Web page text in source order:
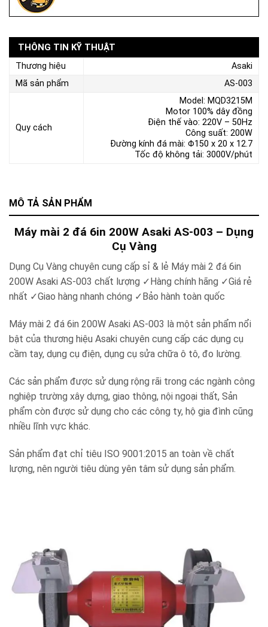
MÔ TẢ SẢN PHẨM
Máy mài 2 đá 6in 200W Asaki AS-003 – Dụng
Cụ Vàng
Dụng Cụ Vàng chuyên cung cấp sỉ & lẻ Máy mài 2 đá 6in
200W Asaki AS-003 chất lượng ✓Hàng chính hãng ✓Giá rẻ
nhất ✓Giao hàng nhanh chóng ✓Bảo hành toàn quốc
Máy mài 2 đá 6in 200W Asaki AS-003 là một sản phẩm nổi
bật của thương hiệu Asaki chuyên cung cấp các dụng cụ
cầm tay, dụng cụ điện, dụng cụ sửa chữa ô tô, đo lường.
Các sản phẩm được sử dụng rộng rãi trong các ngành công
nghiệp trường xây dựng, giao thông, nội ngoại thất, Sản
phẩm còn được sử dụng cho các công ty, hộ gia đình cũng
nhiều lĩnh vực khác.
Sản phẩm đạt chỉ tiêu ISO 9001:2015 an toàn về chất
lượng, nên người tiêu dùng yên tâm sử dụng sản phẩm.
THÔNG TIN KỸ THUẬT
Thương hiệu
Asaki
Mã sản phẩm
AS-003
Quy cách
Model: MQD3215M
Motor 100% dây đồng
Điện thế vào: 220V – 50Hz
Công suất: 200W
Đường kính đá mài: Φ150 x 20 x 12.7
Tốc độ không tải: 3000V/phút